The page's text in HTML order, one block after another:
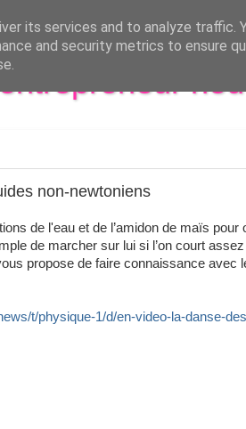
non-newtoniens
de l'eau et de l’amidon de maïs pour
de marcher sur lui si l’on court
propose de faire connaissance avec
t/physique-1/d/en-video-la-danse-
its services and to analyze traffic.
and security metrics to ensure